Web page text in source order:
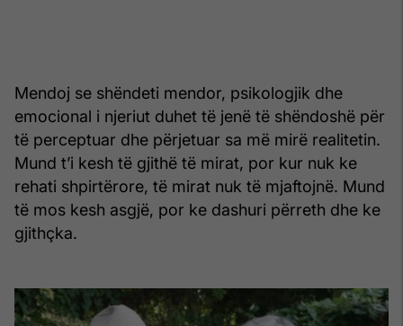
Mendoj se shëndeti mendor, psikologjik dhe
emocional i njeriut duhet të jenë të shëndoshë për
të perceptuar dhe përjetuar sa më mirë realitetin.
Mund t’i kesh të gjithë të mirat, por kur nuk ke
rehati shpirtërore, të mirat nuk të mjaftojnë. Mund
të mos kesh asgjë, por ke dashuri përreth dhe ke
gjithçka.